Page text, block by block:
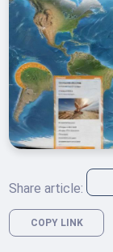
Share article:
COPY LINK